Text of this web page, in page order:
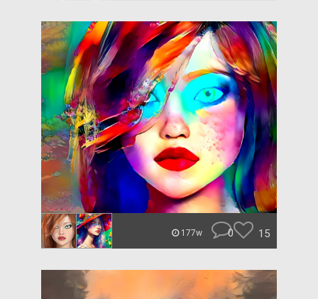
177w 0 15